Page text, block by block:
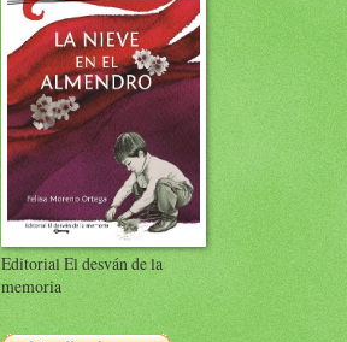
Editorial El desván de la
memoria